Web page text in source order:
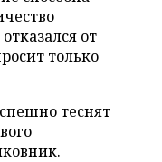
от
только
теснят